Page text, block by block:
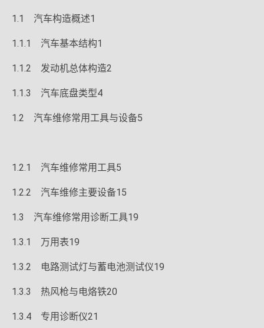
1.1 汽车构造概述1
1.1.1 汽车基本结构1
1.1.2 发动机总体构造2
1.1.3 汽车底盘类型4
1.2 汽车维修常用工具与设备5
1.2.1 汽车维修常用工具5
1.2.2 汽车维修主要设备15
1.3 汽车维修常用诊断工具19
1.3.1 万用表19
1.3.2 电路测试灯与蓄电池测试仪19
1.3.3 热风枪与电烙铁20
1.3.4 专用诊断仪21